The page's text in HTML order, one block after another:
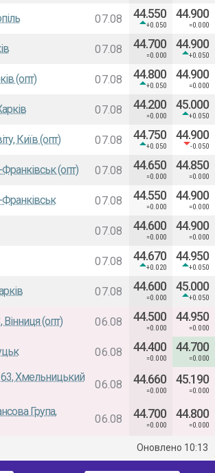
07.08 44.550
+0.050
44.900
=0.000
07.08 44.700
=0.000
44.900
+0.050
(опт) 07.08 44.800
+0.050
44.900
=0.000
07.08 44.200
=0.000
45.000
+0.050
Київ (опт) 07.08 44.750
+0.050
44.900
-0.050
Франківськ (опт) 07.08 44.650
=0.000
44.850
=0.000
Франківськ 07.08 44.550
=0.000
44.900
=0.000
07.08 44.600
=0.000
44.900
=0.000
07.08 44.670
+0.020
44.950
+0.050
07.08 44.600
=0.000
45.000
+0.050
Вінниця (опт) 06.08 44.500
=0.000
44.950
=0.000
06.08 44.400
=0.000
44.700
=0.000
63, Хмельницький
06.08 44.660
=0.000
45.190
=0.000
Група,
06.08 44.700
=0.000
44.800
=0.000
Оновлено 10:13